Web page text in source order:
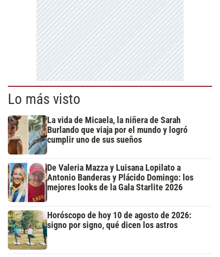
Lo más visto
La vida de Micaela, la niñera de Sarah
Burlando que viaja por el mundo y logró
cumplir uno de sus sueños
De Valeria Mazza y Luisana Lopilato a
Antonio Banderas y Plácido Domingo: los
mejores looks de la Gala Starlite 2026
Horóscopo de hoy 10 de agosto de 2026:
signo por signo, qué dicen los astros